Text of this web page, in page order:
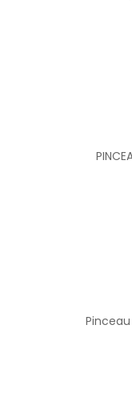
Pinceau